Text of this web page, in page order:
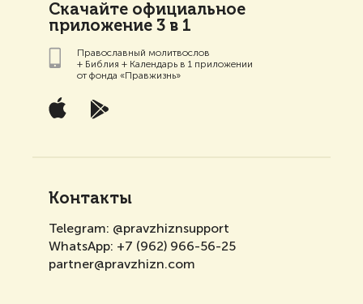
Скачайте официальное
приложение 3 в 1
Православный молитвослов
+ Библия + Календарь в 1 приложении
от фонда «Правжизнь»
Контакты
Telegram: @pravzhiznsupport
WhatsApp: +7 (962) 966-56-25
partner@pravzhizn.com